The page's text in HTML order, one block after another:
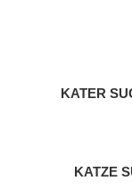
KATER
KATZE